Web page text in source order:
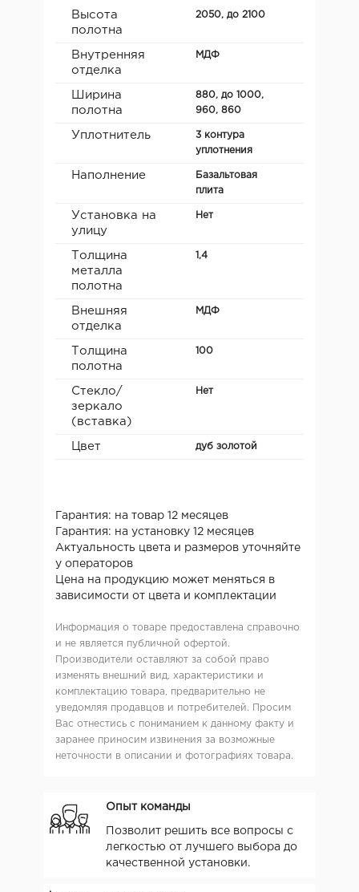
Высота
полотна
2050, до 2100
Внутренняя
отделка
МДФ
Ширина
полотна
880, до 1000,
960, 860
Уплотнитель
3 контура
уплотнения
Наполнение
Базальтовая
плита
Установка на
улицу
Нет
Толщина
металла
полотна
1,4
Внешняя
отделка
МДФ
Толщина
полотна
100
Стекло/
зеркало
(вставка)
Нет
Цвет дуб золотой
Гарантия: на товар 12 месяцев
Гарантия: на установку 12 месяцев
Актуальность цвета и размеров уточняйте
у операторов
Цена на продукцию может меняться в
зависимости от цвета и комплектации
Информация о товаре предоставлена справочно
и не является публичной офертой.
Производители оставляют за собой право
изменять внешний вид, характеристики и
комплектацию товара, предварительно не
уведомляя продавцов и потребителей. Просим
Вас отнестись с пониманием к данному факту и
заранее приносим извинения за возможные
неточности в описании и фотографиях товара.
Опыт команды
Позволит решить все вопросы с
легкостью от лучшего выбора до
качественной установки.